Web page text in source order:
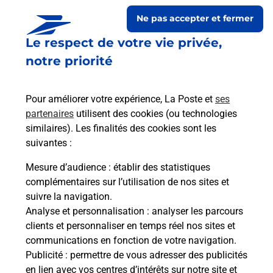
Le respect de votre vie privée,
notre priorité
Pour améliorer votre expérience, La Poste et ses
partenaires utilisent des cookies (ou technologies
similaires). Les finalités des cookies sont les
suivantes :
Mesure d’audience : établir des statistiques
complémentaires sur l’utilisation de nos sites et
suivre la navigation.
Analyse et personnalisation : analyser les parcours
clients et personnaliser en temps réel nos sites et
communications en fonction de votre navigation.
Publicité : permettre de vous adresser des publicités
en lien avec vos centres d’intérêts sur notre site et
Ne pas accepter et fermer
Prochaine collecte du courrierlundià 09h00
1 Rue De L Eglise
52230 Noncourt Sur Le Rongeant
Itinéraire
Le lien s'ouvre dans un nouvel onglet